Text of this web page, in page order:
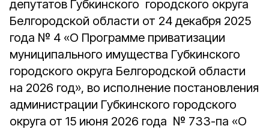
депутатов Губкинского городского округа
Белгородской области от 24 декабря 2025
года № 4 «О Программе приватизации
муниципального имущества Губкинского
городского округа Белгородской области
на 2026 год», во исполнение постановления
администрации Губкинского городского
округа от 15 июня 2026 года № 733-па «О